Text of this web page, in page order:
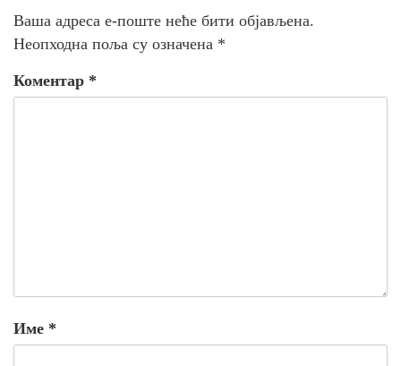
Ваша адреса е-поште неће бити објављена.
Неопходна поља су означена *
Коментар *
Име *